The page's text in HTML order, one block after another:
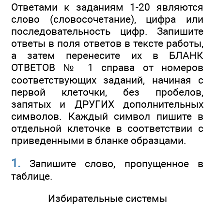
Ответами к заданиям 1-20 являются
слово (словосочетание), цифра или
последовательность цифр. Запишите
ответы в поля ответов в тексте работы,
а затем перенесите их в БЛАНК
ОТВЕТОВ № 1 справа от номеров
соответствующих заданий, начиная с
первой клеточки, без пробелов,
запятых и ДРУГИХ дополнительных
символов. Каждый символ пишите в
отдельной клеточке в соответствии с
приведенными в бланке образцами.
1. Запишите слово, пропущенное в
таблице.
Избирательные системы